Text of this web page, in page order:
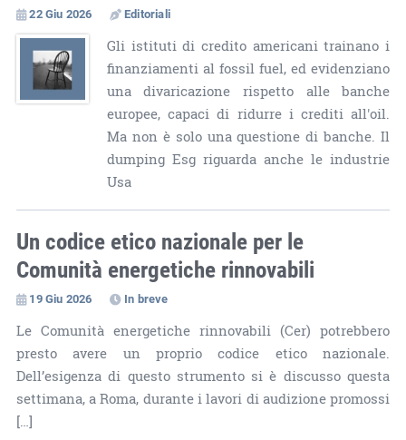
22 Giu 2026 Editoriali
Gli istituti di credito americani trainano i
finanziamenti al fossil fuel, ed evidenziano
una divaricazione rispetto alle banche
europee, capaci di ridurre i crediti all'oil.
Ma non è solo una questione di banche. Il
dumping Esg riguarda anche le industrie
Usa
Un codice etico nazionale per le
Comunità energetiche rinnovabili
19 Giu 2026 In breve
Le Comunità energetiche rinnovabili (Cer) potrebbero
presto avere un proprio codice etico nazionale.
Dell’esigenza di questo strumento si è discusso questa
settimana, a Roma, durante i lavori di audizione promossi
[…]